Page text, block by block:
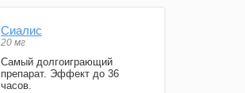
Сиалис
20 мг
Самый долгоиграющий
препарат. Эффект до 36
часов.